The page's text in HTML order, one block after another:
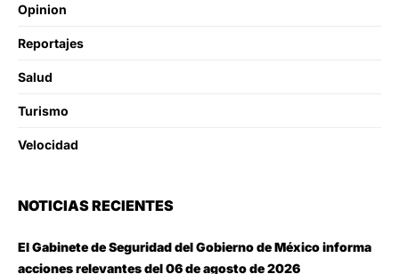
Opinion
Reportajes
Salud
Turismo
Velocidad
NOTICIAS RECIENTES
El Gabinete de Seguridad del Gobierno de México informa
acciones relevantes del 06 de agosto de 2026